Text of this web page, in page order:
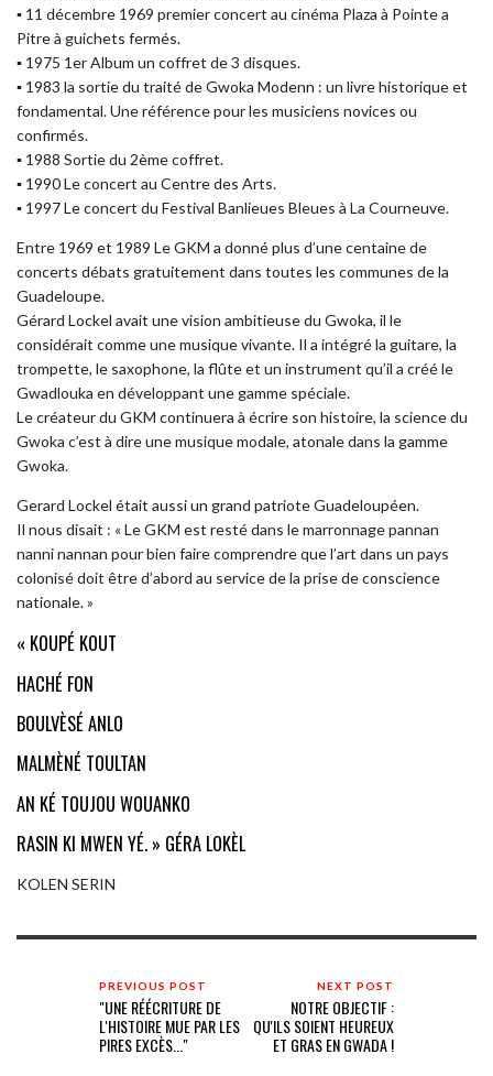
▪︎ 11 décembre 1969 premier concert au cinéma Plaza à Pointe a
Pitre à guichets fermés.
▪︎ 1975 1er Album un coffret de 3 disques.
▪︎ 1983 la sortie du traité de Gwoka Modenn : un livre historique et
fondamental. Une référence pour les musiciens novices ou
confirmés.
▪︎ 1988 Sortie du 2ème coffret.
▪︎ 1990 Le concert au Centre des Arts.
▪︎ 1997 Le concert du Festival Banlieues Bleues à La Courneuve.
Entre 1969 et 1989 Le GKM a donné plus d’une centaine de
concerts débats gratuitement dans toutes les communes de la
Guadeloupe.
Gérard Lockel avait une vision ambitieuse du Gwoka, il le
considérait comme une musique vivante. Il a intégré la guitare, la
trompette, le saxophone, la flûte et un instrument qu’il a créé le
Gwadlouka en développant une gamme spéciale.
Le créateur du GKM continuera à écrire son histoire, la science du
Gwoka c’est à dire une musique modale, atonale dans la gamme
Gwoka.
Gerard Lockel était aussi un grand patriote Guadeloupéen.
Il nous disait : « Le GKM est resté dans le marronnage pannan
nanni nannan pour bien faire comprendre que l’art dans un pays
colonisé doit être d’abord au service de la prise de conscience
nationale. »
« KOUPÉ KOUT
HACHÉ FON
BOULVÈSÉ ANLO
MALMÈNÉ TOULTAN
AN KÉ TOUJOU WOUANKO
RASIN KI MWEN YÉ. » GÉRA LOKÈL
KOLEN SERIN
PREVIOUS POST
"UNE RÉÉCRITURE DE
L'HISTOIRE MUE PAR LES
PIRES EXCÈS..."
NEXT POST
NOTRE OBJECTIF :
QU'ILS SOIENT HEUREUX
ET GRAS EN GWADA !